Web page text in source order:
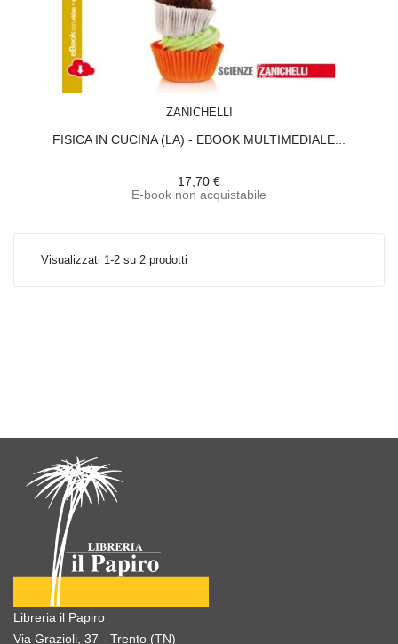
ZANICHELLI
FISICA IN CUCINA (LA) - EBOOK MULTIMEDIALE...
17,70 €
E-book non acquistabile
Visualizzati 1-2 su 2 prodotti
Libreria il Papiro
Via Grazioli, 37 - Trento (TN)